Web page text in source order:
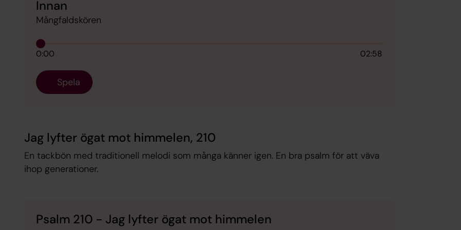
Innan
Mångfaldskören
0:00 02:58
Spela
Jag lyfter ögat mot himmelen, 210
En tackbön med traditionell melodi som många känner igen. En bra psalm för att väva
ihop generationer.
Psalm 210 - Jag lyfter ögat mot himmelen